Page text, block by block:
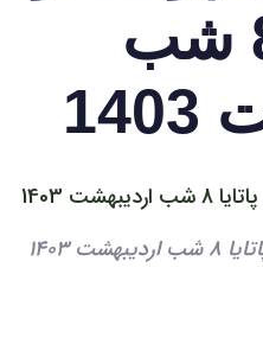
پاتایا 8 شب
1403